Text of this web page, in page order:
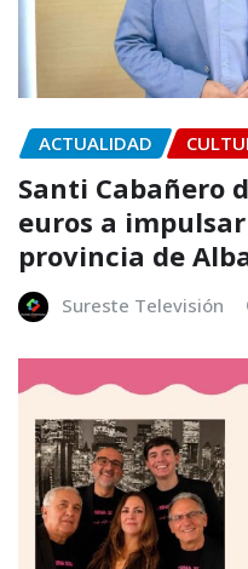
ACTUALIDAD
Santi Cabañero
euros a
provincia de
Sureste Televisión